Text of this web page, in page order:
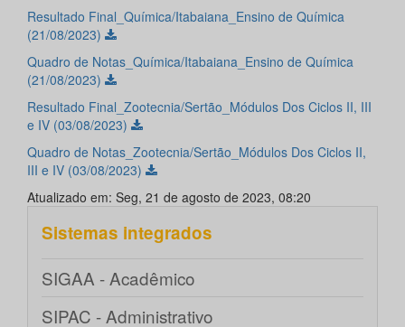
Resultado Final_Química/Itabaiana_Ensino de Química
(21/08/2023)
Quadro de Notas_Química/Itabaiana_Ensino de Química
(21/08/2023)
Resultado Final_Zootecnia/Sertão_Módulos Dos Ciclos II, III
e IV (03/08/2023)
Quadro de Notas_Zootecnia/Sertão_Módulos Dos Ciclos II,
III e IV (03/08/2023)
Atualizado em: Seg, 21 de agosto de 2023, 08:20
Sistemas integrados
SIGAA - Acadêmico
SIPAC - Administrativo